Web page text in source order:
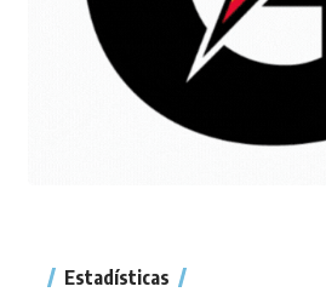
Estadísticas